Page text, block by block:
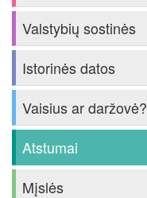
Valstybių sostinės
Istorinės datos
Vaisius ar daržovė?
Atstumai
Mįslės